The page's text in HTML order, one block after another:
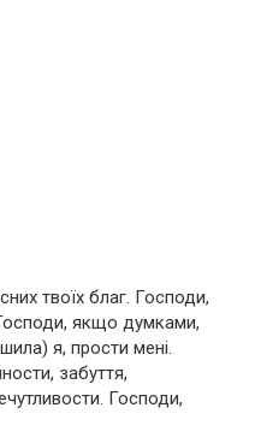
твоїх благ. Господи,
якщо думками,
я, прости мені.
забуття,
Господи,